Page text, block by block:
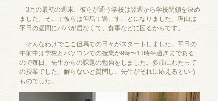
3月の最初の週末、彼らが通う学校は翌週から学校閉鎖を決め
ました。そこで彼らは但馬で過ごすことになりました。理由は
平日の昼間にパパが居なくて、食事などに困るからです。
そんなわけでここ但馬での日々がスタートしました。平日の
午前中は学校とパソコンでの授業が9時〜11時半過ぎまである
ので毎日、先生からの課題の勉強をしました。多岐にわたって
の授業でした。解らないと質問し、先生がそれに応えるという
ものでした。